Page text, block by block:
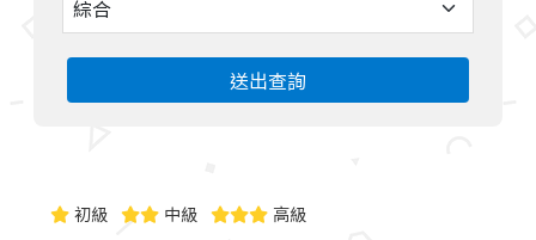
送出查詢
初級 中級 高級